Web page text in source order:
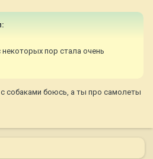
пор стала очень
собаками боюсь, а ты про самолеты